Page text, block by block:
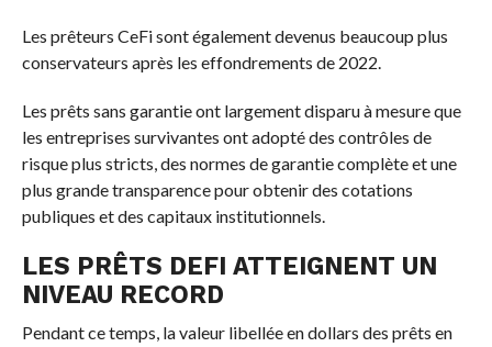
Les prêteurs CeFi sont également devenus beaucoup plus
conservateurs après les effondrements de 2022.
Les prêts sans garantie ont largement disparu à mesure que
les entreprises survivantes ont adopté des contrôles de
risque plus stricts, des normes de garantie complète et une
plus grande transparence pour obtenir des cotations
publiques et des capitaux institutionnels.
LES PRÊTS DEFI ATTEIGNENT UN
NIVEAU RECORD
Pendant ce temps, la valeur libellée en dollars des prêts en